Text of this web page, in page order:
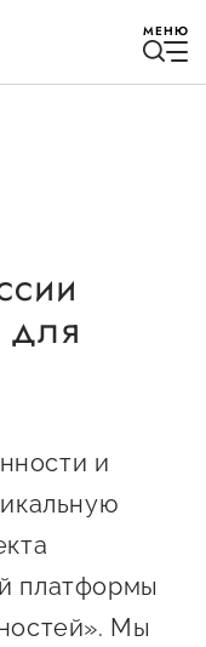
МЕНЮ
для
и
платформы
Мы